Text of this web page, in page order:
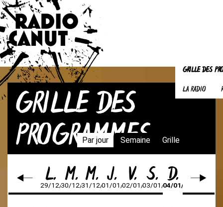
GRILLE DES
LA RADIO
GRILLE DES
PROGRAMMES
Par jour Semaine Grille
L.
29/12/25M.
30/12/25M.
31/12/25J.
01/01/26V.
02/01/26S.
03/01/26D.
04/01/26